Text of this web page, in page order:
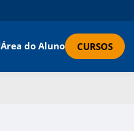
Área do Aluno CURSOS